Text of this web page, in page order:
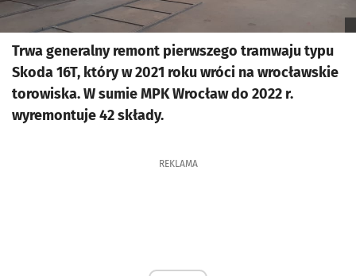
Trwa generalny remont pierwszego tramwaju typu
Skoda 16T, który w 2021 roku wróci na wrocławskie
torowiska. W sumie MPK Wrocław do 2022 r.
wyremontuje 42 składy.
REKLAMA